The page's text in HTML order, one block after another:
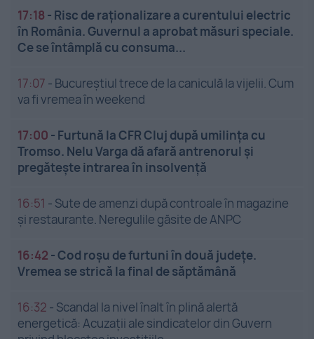
17:18 - Risc de raționalizare a curentului electric
în România. Guvernul a aprobat măsuri speciale.
Ce se întâmplă cu consuma...
17:07 - Bucureștiul trece de la caniculă la vijelii. Cum
va fi vremea în weekend
17:00 - Furtună la CFR Cluj după umilința cu
Tromso. Nelu Varga dă afară antrenorul și
pregătește intrarea în insolvență
16:51 - Sute de amenzi după controale în magazine
și restaurante. Neregulile găsite de ANPC
16:42 -Cod roșu de furtuni în două județe.
Vremea se strică la final de săptămână
16:32 - Scandal la nivel înalt în plină alertă
energetică: Acuzații ale sindicatelor din Guvern